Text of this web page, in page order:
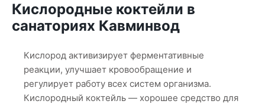
Кислородные коктейли в
санаториях Кавминвод
Кислород активизирует ферментативные
реакции, улучшает кровообращение и
регулирует работу всех систем организма.
Кислородный коктейль — хорошее средство для